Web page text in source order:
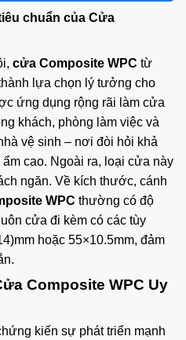
chuẩn của Cửa
cửa Composite WPC từ
lựa chọn lý tưởng cho
ứng dụng rộng rãi làm cửa
khách, phòng làm việc và
vệ sinh – nơi đòi hỏi khả
cao. Ngoài ra, loại cửa này
ngăn. Về kích thước, cánh
WPC thường có độ
cửa đi kèm có các tùy
hoặc 55×10.5mm, đảm
Composite WPC Uy
kiến sự phát triển mạnh